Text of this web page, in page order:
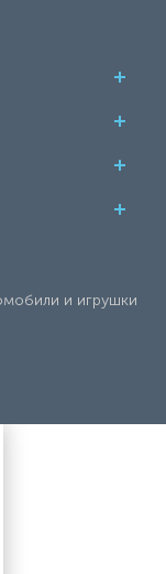
и игрушки